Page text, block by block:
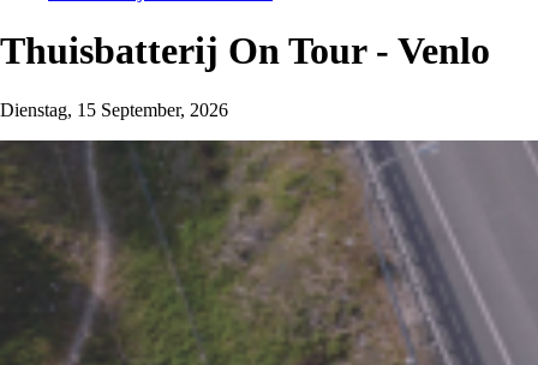
Thuisbatterij On Tour - Venlo
Dienstag, 15 September, 2026